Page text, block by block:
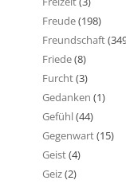
Freude(198)
Freundschaft
Friede(8)
Furcht(3)
Gedanken (1)
Gefühl(44)
Gegenwart(15)
Geist(4)
Geiz(2)